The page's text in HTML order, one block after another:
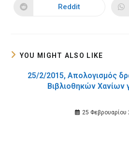
new
window
Opens
Reddit
YOU MIGHT ALSO LIKE
25/2/2015, Απολογισμός
Βιβλιοθηκών Χανίων
25 Φεβρουαρίου